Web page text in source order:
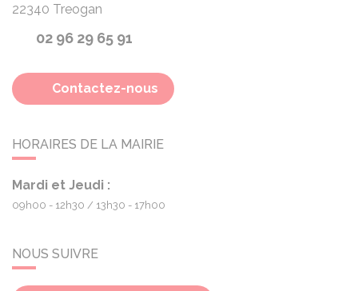
22340 Treogan
02 96 29 65 91
Contactez-nous
HORAIRES DE LA MAIRIE
Mardi et Jeudi :
09h00 - 12h30 13h30 - 17h00
NOUS SUIVRE